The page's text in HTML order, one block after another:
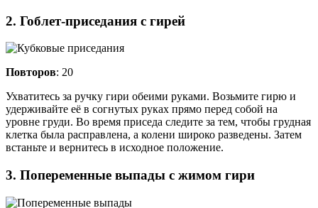
2. Гоблет-приседания с гирей
Повторов: 20
Ухватитесь за ручку гири обеими руками. Возьмите гирю и
удерживайте её в согнутых руках прямо перед собой на
уровне груди. Во время приседа следите за тем, чтобы грудная
клетка была расправлена, а колени широко разведены. Затем
встаньте и вернитесь в исходное положение.
3. Попеременные выпады с жимом гири